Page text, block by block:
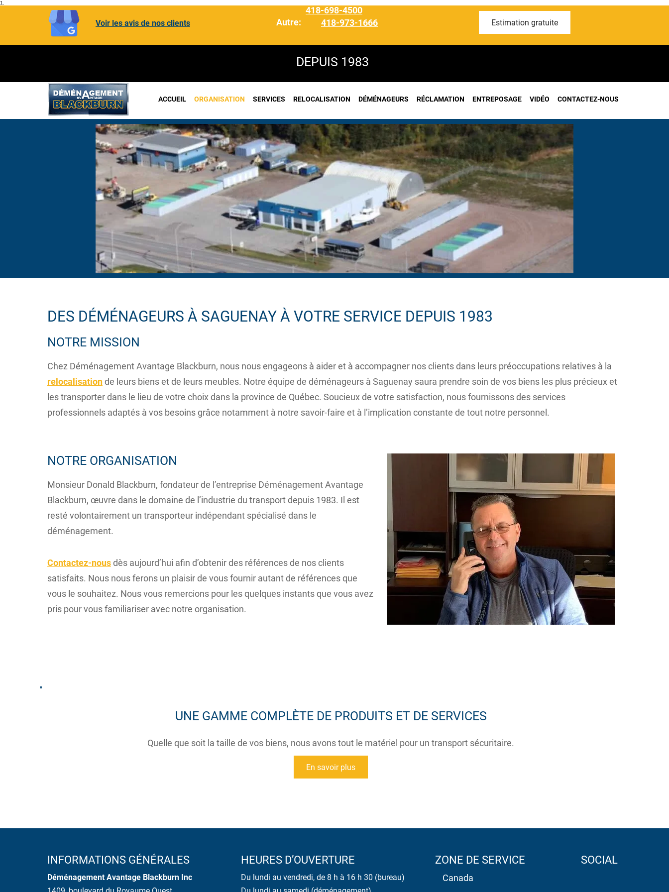
1.
Voir les avis de nos clients
418-698-4500
Autre:
418-973-1666 Estimation gratuite
DEPUIS 1983
ACCUEIL ORGANISATION SERVICES RELOCALISATION DÉMÉNAGEURS RÉCLAMATION ENTREPOSAGE VIDÉO CONTACTEZ-NOUS
DES DÉMÉNAGEURS À SAGUENAY À VOTRE SERVICE DEPUIS 1983
NOTRE MISSION
Chez Déménagement Avantage Blackburn, nous nous engageons à aider et à accompagner nos clients dans leurs préoccupations relatives à la
relocalisation de leurs biens et de leurs meubles. Notre équipe de déménageurs à Saguenay saura prendre soin de vos biens les plus précieux et
les transporter dans le lieu de votre choix dans la province de Québec. Soucieux de votre satisfaction, nous fournissons des services
professionnels adaptés à vos besoins grâce notamment à notre savoir-faire et à l’implication constante de tout notre personnel.
NOTRE ORGANISATION
Monsieur Donald Blackburn, fondateur de l’entreprise Déménagement Avantage
Blackburn, œuvre dans le domaine de l’industrie du transport depuis 1983. Il est
resté volontairement un transporteur indépendant spécialisé dans le
déménagement.
Contactez-nous dès aujourd’hui afin d’obtenir des références de nos clients
satisfaits. Nous nous ferons un plaisir de vous fournir autant de références que
vous le souhaitez. Nous vous remercions pour les quelques instants que vous avez
pris pour vous familiariser avec notre organisation.
UNE GAMME COMPLÈTE DE PRODUITS ET DE SERVICES
Quelle que soit la taille de vos biens, nous avons tout le matériel pour un transport sécuritaire.
En savoir plus
INFORMATIONS GÉNÉRALES
Déménagement Avantage Blackburn Inc
HEURES D’OUVERTURE
Du lundi au vendredi, de 8 h à 16 h 30 (bureau)
ZONE DE SERVICE
Canada
SOCIAL